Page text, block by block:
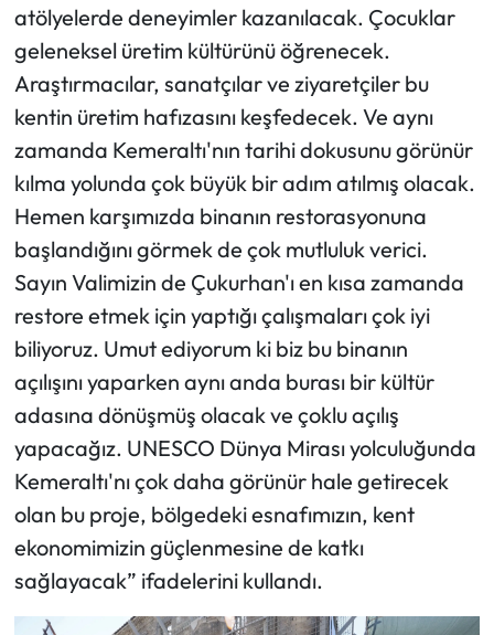
atölyelerde deneyimler kazanılacak. Çocuklar
geleneksel üretim kültürünü öğrenecek.
Araştırmacılar, sanatçılar ve ziyaretçiler bu
kentin üretim hafızasını keşfedecek. Ve aynı
zamanda Kemeraltı'nın tarihi dokusunu görünür
kılma yolunda çok büyük bir adım atılmış olacak.
Hemen karşımızda binanın restorasyonuna
başlandığını görmek de çok mutluluk verici.
Sayın Valimizin de Çukurhan'ı en kısa zamanda
restore etmek için yaptığı çalışmaları çok iyi
biliyoruz. Umut ediyorum ki biz bu binanın
açılışını yaparken aynı anda burası bir kültür
adasına dönüşmüş olacak ve çoklu açılış
yapacağız. UNESCO Dünya Mirası yolculuğunda
Kemeraltı'nı çok daha görünür hale getirecek
olan bu proje, bölgedeki esnafımızın, kent
ekonomimizin güçlenmesine de katkı
sağlayacak” ifadelerini kullandı.